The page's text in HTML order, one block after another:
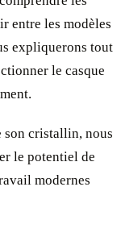
entre les modèles
expliquerons tout
le casque
son cristallin, nous
le potentiel de
modernes